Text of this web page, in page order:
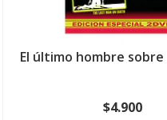
El último hombre
$4.900